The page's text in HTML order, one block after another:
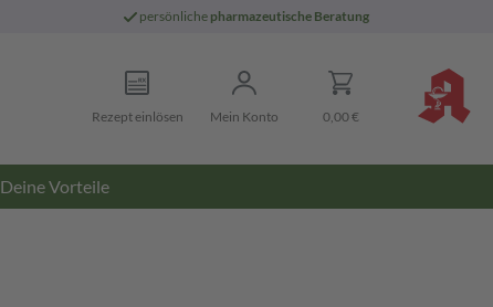
persönliche pharmazeutische Beratung
Rezept einlösen Mein Konto 0,00 €
Deine Vorteile